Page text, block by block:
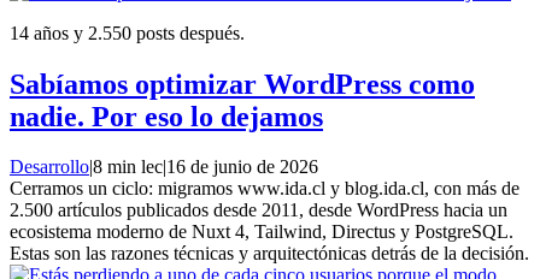
14 años y 2.550 posts después.
Sabíamos optimizar WordPress como
nadie. Por eso lo dejamos
Desarrollo8 min lec 16 de junio de 2026
Cerramos un ciclo: migramos www.ida.cl y blog.ida.cl, con más de
2.500 artículos publicados desde 2011, desde WordPress hacia un
ecosistema moderno de Nuxt 4, Tailwind, Directus y PostgreSQL.
Estas son las razones técnicas y arquitectónicas detrás de la decisión.